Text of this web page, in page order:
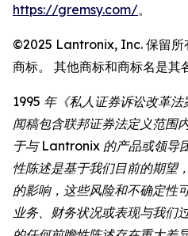
https://gremsy.com/。
©2025 Lantronix, Inc. 保留
商标。 其他商标和商标名是其
1995 年《私人证券诉讼改革
闻稿包含联邦证券法定义范围
于与 Lantronix 的产品或领导
性陈述是基于我们目前的期望
的影响，这些风险和不确定性
业务、财务状况或表现与我们